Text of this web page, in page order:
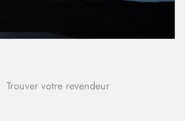
Trouver votre revendeur